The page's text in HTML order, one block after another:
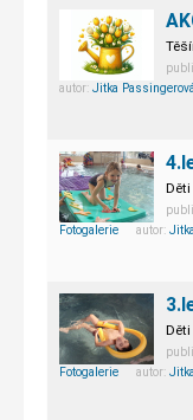
autor: Jitka Passingerová
Fotogalerie autor:
Fotogalerie autor: